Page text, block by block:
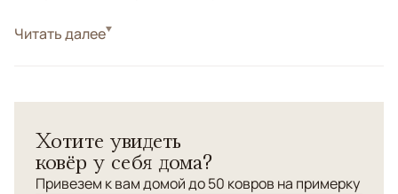
СтильКлассические
переплетающимися цветами и стеблями создаст в
вашем доме ощущение праздника.
Читать далее
Хотите увидеть
ковёр у себя дома?
Привезем к вам домой до 50 ковров на примерку